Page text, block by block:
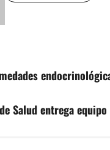
Salud entrega